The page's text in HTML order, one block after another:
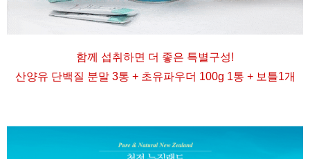
함께 섭취하면 더 좋은 특별구성!
산양유 단백질 분말 3통 + 초유파우더 100g 1통 + 보틀1개